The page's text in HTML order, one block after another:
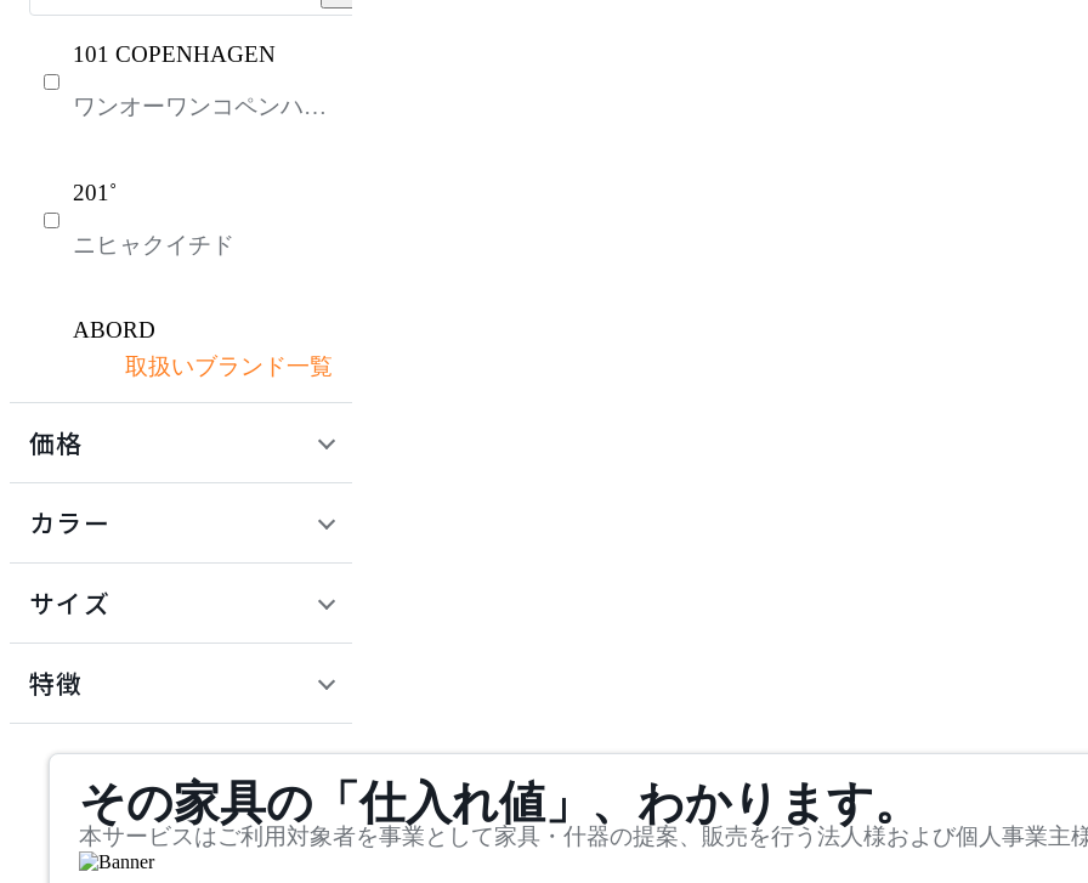
101 COPENHAGEN
ワンオーワンコペンハー
201˚
ニヒャクイチド
ABORD
アボール
アクメファニチャー
ADAL
アダルトータルインテリ
アコレクション
取扱いブランド一覧
価格
カラー
サイズ
mm
検索
~
特徴
その家具の「仕入れ値」、わかります。
本サービスはご利用対象者を事業として家具・什器の提案、販売を行う法人様および個人事業主